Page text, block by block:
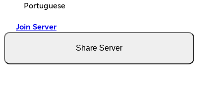
Portuguese
Join Server
Share Server